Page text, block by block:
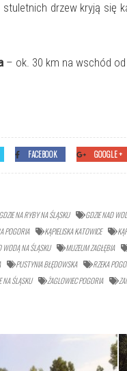
drzew kryją się
– ok. 30 km na wschód
FACEBOOK GOOGLE +
GDZIE NA RYBY NA ŚLĄSKU GDZIE NAD
POGORIA KĄPIELISKA KATOWICE
WODĄ NA ŚLĄSKU MUZEUM ZAGŁĘBIA
PUSTYNIA BŁĘDOWSKA RZEKA
NA ŚLĄSKU ŻAGLOWIEC POGORIA